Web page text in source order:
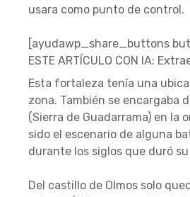
usara como punto de control.
[ayudawp_share_buttons
ESTE ARTÍCULO CON IA:
Esta fortaleza tenía una
zona. También se encargaba
(Sierra de Guadarrama) en la
sido el escenario de alguna
durante los siglos que duró
Del castillo de Olmos solo